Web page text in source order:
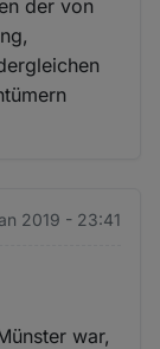
der von
2019 - 23:41
war,